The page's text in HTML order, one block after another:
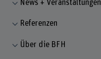
News + Veranstaltungen
Referenzen
Über die BFH